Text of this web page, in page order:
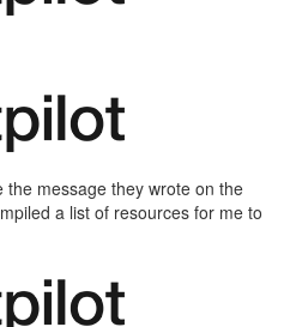
the message they wrote on the
a list of resources for me to